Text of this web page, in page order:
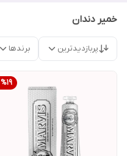
خمیر دندان
پربازدیدترین برندها
%19